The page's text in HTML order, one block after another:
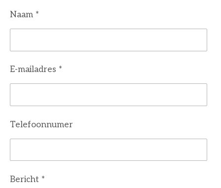
Naam *
E-mailadres *
Telefoonnumer
Bericht *